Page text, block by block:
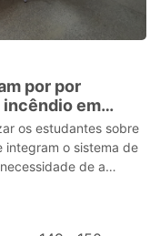
por por
em
os estudantes sobre
integram o sistema de
de a